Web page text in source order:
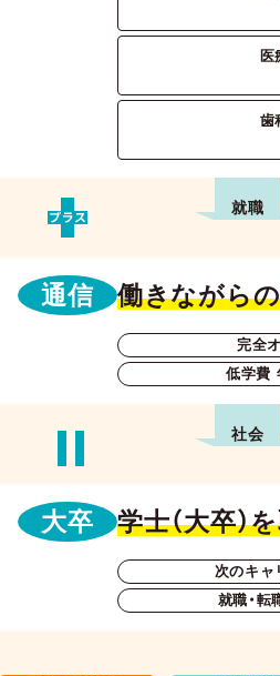
医
歯
通信 働きながら
完全
低学費
大卒 学士（大卒）
次のキャ
就職・転